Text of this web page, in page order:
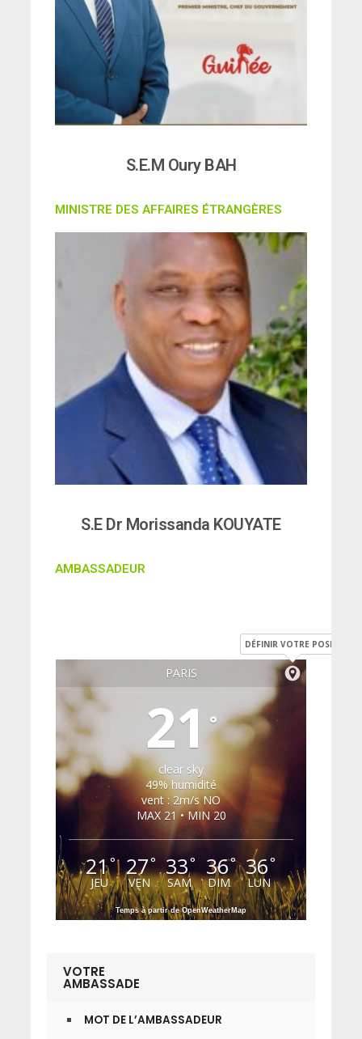
S.E.M Oury BAH
MINISTRE DES AFFAIRES ÉTRANGÈRES
S.E Dr Morissanda KOUYATE
AMBASSADEUR
PARIS
DÉFINIR VOTRE POSITION
21°
clear sky
49% humidité
vent : 2m/s NO
MAX 21 • MIN 20
21°
JEU
27°
VEN
33°
SAM
36°
DIM
36°
LUN
Temps à partir de OpenWeatherMap
VOTRE
AMBASSADE
MOT DE L’AMBASSADEUR